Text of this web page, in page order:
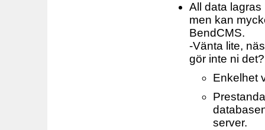
All data
men kan
BendCMS.
-Vänta lite,
gör inte ni det?
Enkelhet
server.